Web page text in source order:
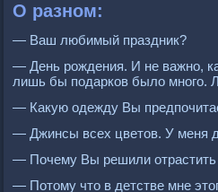
О разном:
— Ваш любимый праздник?
— День рождения. И не важно,
лишь бы подарков было много.
— Какую одежду Вы
— Джинсы всех цветов. У меня
— Почему Вы решили
— Потому что в детстве мне